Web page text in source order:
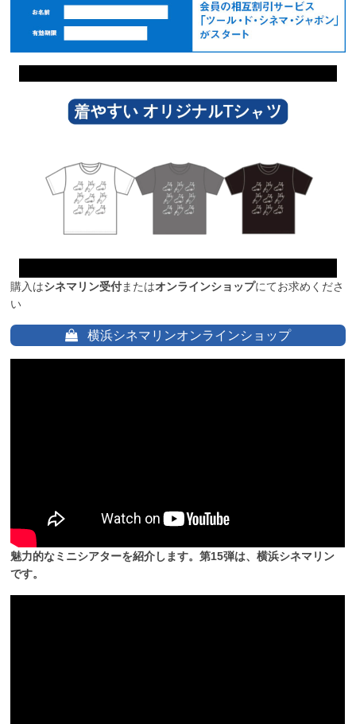
購入はシネマリン受付またはオンラインショップにてお求めくださ
い
横浜シネマリンオンラインショップ
魅力的なミニシアターを紹介します。第15弾は、横浜シネマリン
です。